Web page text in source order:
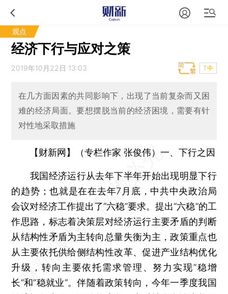
观点
经济下行与应对之策
2019年10月22日 13:03 T中
在几方面因素的共同影响下，出现了当前复杂而又困
难的经济局面。要想摆脱当前的经济困境，需要有针
对性地采取措施
【财新网】（专栏作家 张俊伟）一、下行之因
我国经济运行从去年下半年开始出现明显下行
的趋势；也就是在在去年7月底，中共中央政治局
会议对经济工作提出了“六稳”要求。提出“六稳”的工
作思路，标志着决策层对经济运行主要矛盾的判断
从结构性矛盾为主转向总量失衡为主，政策重点也
从主要依托供给侧结构性改革、促进产业结构优化
升级，转向主要依托需求管理、努力实现“稳增
长”和“稳就业”。伴随着政策转向，今年一季度我国